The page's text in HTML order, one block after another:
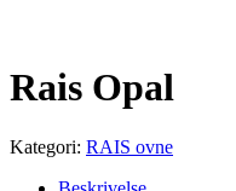
Rais Opal
Kategori: RAIS ovne